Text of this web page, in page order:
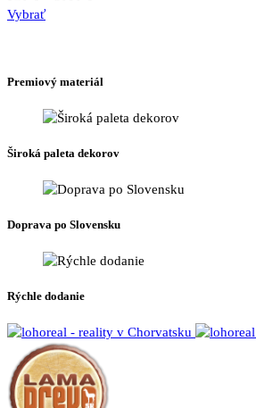
VybraťTento
variantov.
Možnosti
si
vybrať
na
stránke
produktu.
Premiový materiál
Široká paleta dekorov
Doprava po Slovensku
Rýchle dodanie